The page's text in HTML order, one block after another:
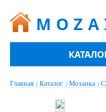
Главная Каталог Мозаика